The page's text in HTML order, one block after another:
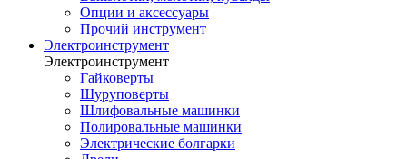
Опции и аксессуары
Прочий инструмент
Электроинструмент
Электроинструмент
Гайковерты
Шуруповерты
Шлифовальные машинки
Полировальные машинки
Электрические болгарки